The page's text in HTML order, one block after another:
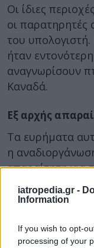
iatropedia.gr -
Information
If you wish to opt-
processing of your
Οι ίδιες
οι παρατηρητές
του
ήταν
αναγνωρίσουν
Καναδά.
Εξ αρχής
Τα ευρήματα
η
απαραίτητη για
εξήγησε ο Dr.
Όταν, δε,
αναγνωρίσουν